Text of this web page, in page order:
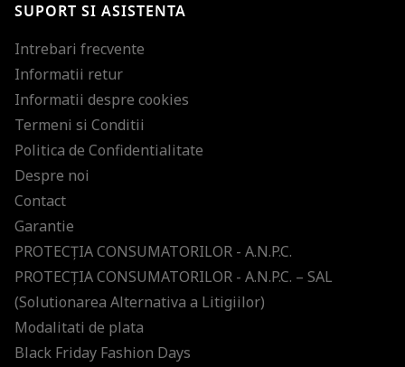
SUPORT SI ASISTENTA
Intrebari frecvente
Informatii retur
Informatii despre cookies
Termeni si Conditii
Politica de Confidentialitate
Despre noi
Contact
Garantie
PROTECŢIA CONSUMATORILOR - A.N.P.C.
PROTECŢIA CONSUMATORILOR - A.N.P.C. – SAL
(Solutionarea Alternativa a Litigiilor)
Modalitati de plata
Black Friday Fashion Days